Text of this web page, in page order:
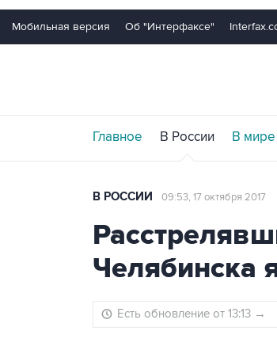
Мобильная версия Об "Интерфаксе"
Главное В России В мире
В РОССИИ 09:53, 17 октября 2017
Челябинска
Есть обновление от 13:13 →